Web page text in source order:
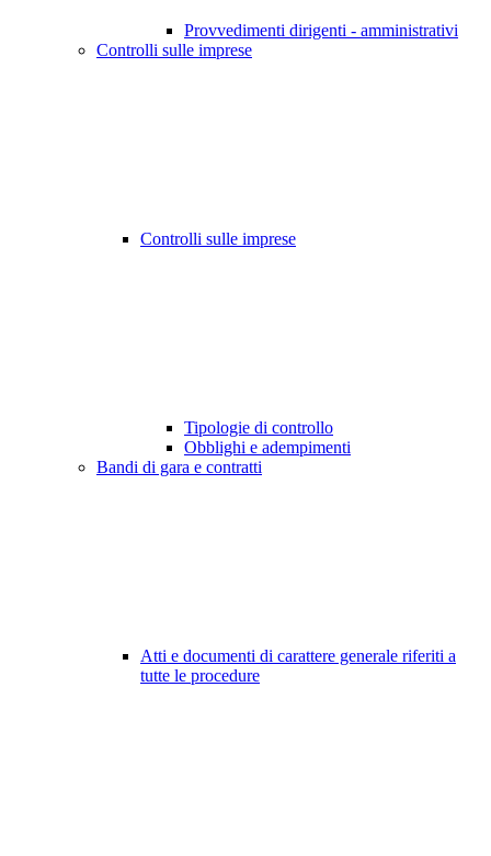
Provvedimenti dirigenti - amministrativi
Controlli sulle imprese
Controlli sulle imprese
Tipologie di controllo
Obblighi e adempimenti
Bandi di gara e contratti
Atti e documenti di carattere generale riferiti a
tutte le procedure